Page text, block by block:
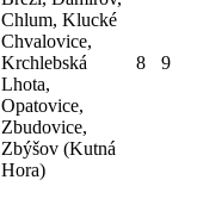
Chlum, Klucké
Chvalovice,
Krchlebská
Lhota,
Opatovice,
Zbudovice,
Zbýšov (Kutná
Hora)
8 9